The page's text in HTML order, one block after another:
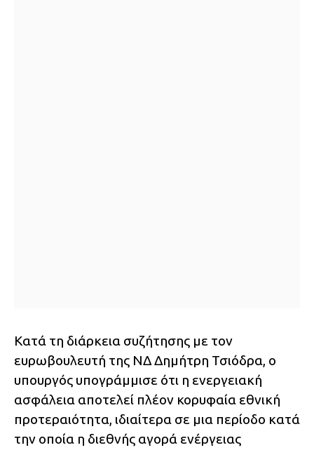
Κατά τη διάρκεια συζήτησης με τον
ευρωβουλευτή της ΝΔ Δημήτρη Τσιόδρα, ο
υπουργός υπογράμμισε ότι η ενεργειακή
ασφάλεια αποτελεί πλέον κορυφαία εθνική
προτεραιότητα, ιδιαίτερα σε μια περίοδο κατά
την οποία η διεθνής αγορά ενέργειας